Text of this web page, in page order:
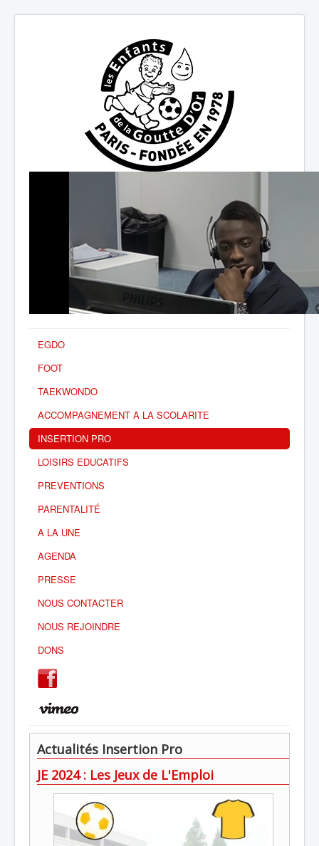
EGDO
FOOT
TAEKWONDO
ACCOMPAGNEMENT A LA SCOLARITE
INSERTION PRO
LOISIRS EDUCATIFS
PREVENTIONS
PARENTALITÉ
A LA UNE
AGENDA
PRESSE
NOUS CONTACTER
NOUS REJOINDRE
DONS
Actualités Insertion Pro
JE 2024 : Les Jeux de L'Emploi